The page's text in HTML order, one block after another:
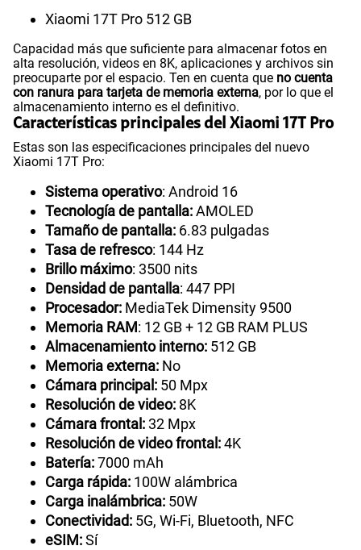
Xiaomi 17T Pro 512 GB
Capacidad más que suficiente para almacenar fotos en
alta resolución, videos en 8K, aplicaciones y archivos sin
preocuparte por el espacio. Ten en cuenta que no cuenta
con ranura para tarjeta de memoria externa, por lo que el
almacenamiento interno es el definitivo.
Características principales del Xiaomi 17T Pro
Estas son las especificaciones principales del nuevo
Xiaomi 17T Pro:
Sistema operativo: Android 16
Tecnología de pantalla:AMOLED
Tamaño de pantalla: 6.83 pulgadas
Tasa de refresco: 144 Hz
Brillo máximo: 3500 nits
Densidad de pantalla: 447 PPI
Procesador: MediaTek Dimensity 9500
Memoria RAM: 12 GB + 12 GB RAM PLUS
Almacenamiento interno: 512 GB
Memoria externa: No
Cámara principal: 50 Mpx
Resolución de video: 8K
Cámara frontal: 32 Mpx
Resolución de video frontal:4K
Batería:7000 mAh
Carga rápida: 100W alámbrica
Carga inalámbrica: 50W
Conectividad: 5G, Wi-Fi, Bluetooth, NFC
eSIM:Sí